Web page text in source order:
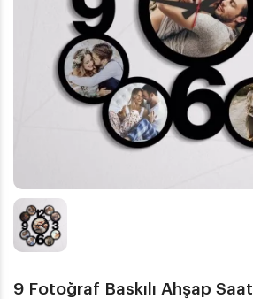
9 Fotoğraf Baskılı Ahşap Saat